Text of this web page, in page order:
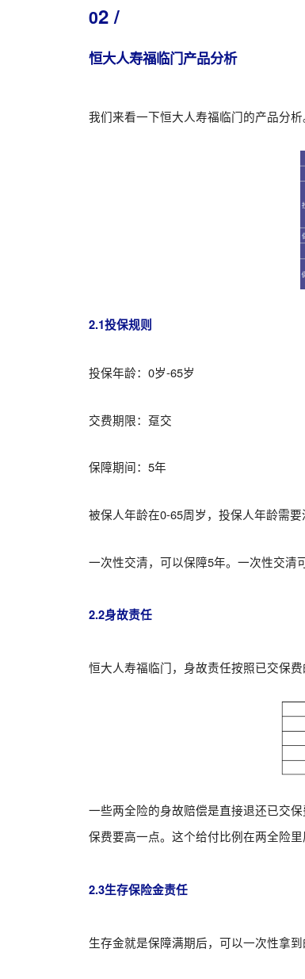
02 /
恒大人寿福临门产品分析
我们来看一下恒大人寿福临门的产品分析
2.1投保规则
投保年龄：0岁-65岁
交费期限：趸交
保障期间：5年
被保人年龄在0-65周岁，投保人年龄需要
一次性交清，可以保障5年。一次性交清
2.2身故责任
恒大人寿福临门，身故责任按照已交保
一些两全险的身故赔偿是直接退还已交
保费要高一点。这个给付比例在两全险里
2.3生存保险金责任
生存金就是保障满期后，可以一次性拿到